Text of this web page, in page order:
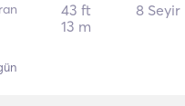
43 ft
13 m
8 Seyir